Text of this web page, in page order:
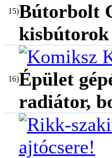
15)Bútorbolt
kisbútorok
16)Épület
radiátor,